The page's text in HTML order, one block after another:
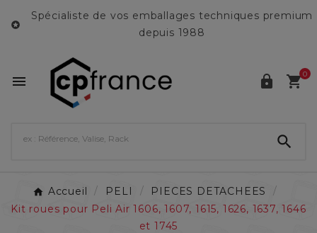

Spécialiste de vos emballages techniques premium
depuis 1988
  0

Accueil PELI
PIECES DETACHEES
Kit roues pour Peli Air 1606, 1607, 1615, 1626, 1637, 1646
et 1745